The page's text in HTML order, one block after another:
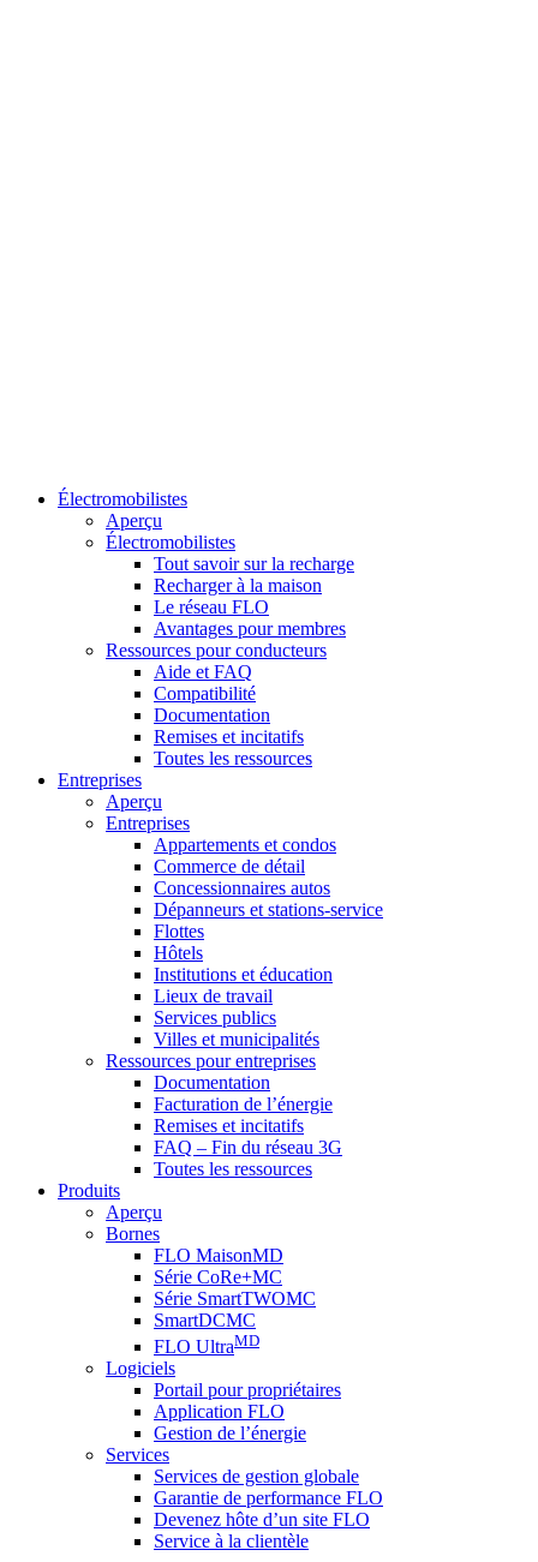
Électromobilistes
Aperçu
Électromobilistes
Tout savoir sur la recharge
Recharger à la maison
Le réseau FLO
Avantages pour membres
Ressources pour conducteurs
Aide et FAQ
Compatibilité
Documentation
Remises et incitatifs
Toutes les ressources
Entreprises
Aperçu
Entreprises
Appartements et condos
Commerce de détail
Concessionnaires autos
Dépanneurs et stations-service
Flottes
Hôtels
Institutions et éducation
Lieux de travail
Services publics
Villes et municipalités
Ressources pour entreprises
Documentation
Facturation de l’énergie
Remises et incitatifs
FAQ – Fin du réseau 3G
Toutes les ressources
Produits
Aperçu
Bornes
FLO MaisonMD
Série CoRe+MC
Série SmartTWOMC
SmartDCMC
FLO UltraMD
Logiciels
Portail pour propriétaires
Application FLO
Gestion de l’énergie
Services
Services de gestion globale
Garantie de performance FLO
Devenez hôte d’un site FLO
Service à la clientèle